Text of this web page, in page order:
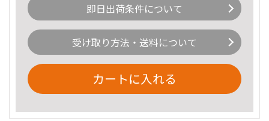
即日出荷条件について
受け取り方法・送料について
カートに入れる